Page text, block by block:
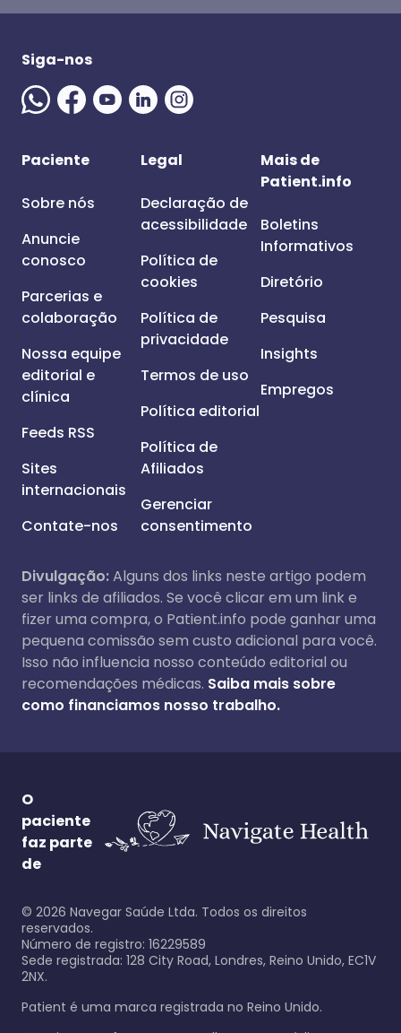
Siga-nos
Paciente
Sobre nós
Anuncie
conosco
Parcerias e
colaboração
Nossa equipe
editorial e
clínica
Feeds RSS
Sites
internacionais
Contate-nos
Legal
Declaração de
acessibilidade
Política de
cookies
Política de
privacidade
Termos de uso
Política editorial
Política de
Afiliados
Gerenciar
consentimento
Mais de
Patient.info
Boletins
Informativos
Diretório
Pesquisa
Insights
Empregos
Divulgação:Alguns dos links neste artigo podem
ser links de afiliados. Se você clicar em um link e
fizer uma compra, o Patient.info pode ganhar uma
pequena comissão sem custo adicional para você.
Isso não influencia nosso conteúdo editorial ou
recomendações médicas. Saiba mais sobre
como financiamos nosso trabalho.
O
paciente
faz parte
de
© 2026 Navegar Saúde Ltda. Todos os direitos
reservados.
Número de registro: 16229589
Sede registrada: 128 City Road, Londres, Reino Unido, EC1V
2NX.
Patient é uma marca registrada no Reino Unido.